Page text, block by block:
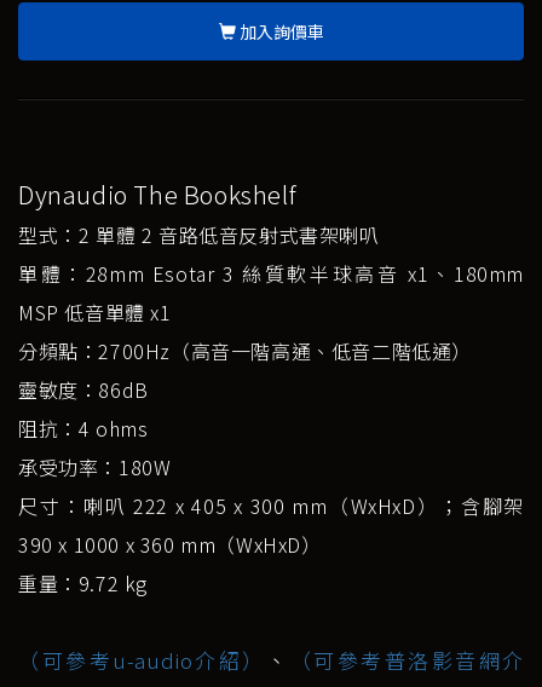
加入詢價車
Dynaudio The Bookshelf
型式：2 單體 2 音路低音反射式書架喇叭
單體：28mm Esotar 3 絲質軟半球高音 x1、180mm
MSP 低音單體 x1
分頻點：2700Hz（高音一階高通、低音二階低通）
靈敏度：86dB
阻抗：4 ohms
承受功率：180W
尺寸：喇叭 222 x 405 x 300 mm（WxHxD）；含腳架
390 x 1000 x 360 mm（WxHxD）
重量：9.72 kg
（可參考u-audio介紹） 、
（可參考普洛影音網介